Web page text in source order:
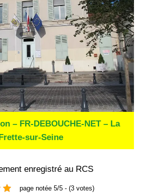
– FR-DEBOUCHE-NET – La
sur-Seine
enregistré au RCS
page notée 5/5 - (3 votes)